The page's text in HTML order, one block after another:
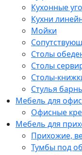
Кухонные
Кухни
Мойки
Столы
Столы
Столы-
Стулья
Мебель для
Офисные
Мебель для
Прихожие,
Тумбы под